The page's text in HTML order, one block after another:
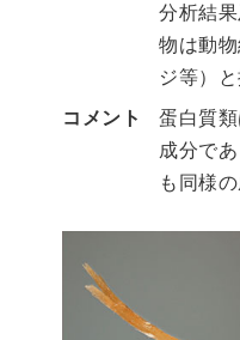
分析結
物は動
ジ等）
コメント
蛋白質
成分で
も同様